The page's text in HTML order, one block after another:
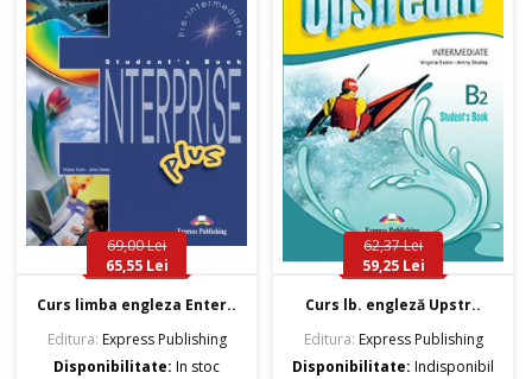
69,00 Lei
65,55 Lei
Curs limba engleza Enter..
Editura: Express Publishing
Disponibilitate:In stoc
62,37 Lei
59,25 Lei
Curs lb. engleză Upstr..
Editura: Express Publishing
Disponibilitate:Indisponibil